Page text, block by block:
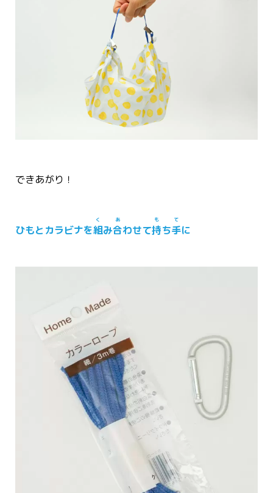
できあがり！
ひもとカラビナを組
く
み合
あ
わせて持
も
ち手
て
に